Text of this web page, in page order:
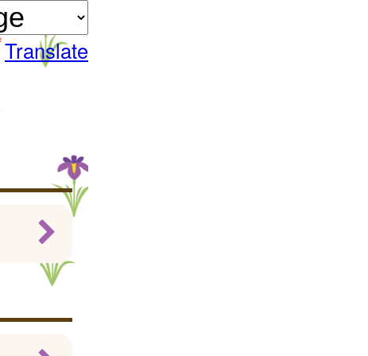
Translate